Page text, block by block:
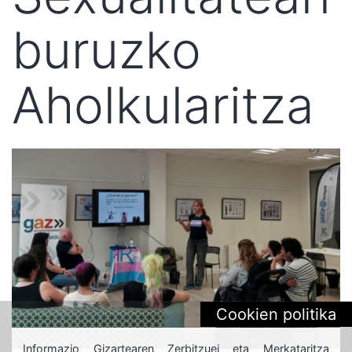
buruzko
Aholkularitza
Cookien politika
Informazio Gizartearen Zerbitzuei eta Merkataritza